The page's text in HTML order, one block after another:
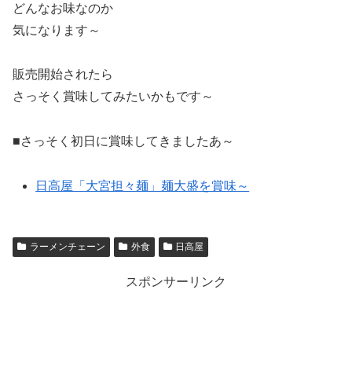
どんなお味なのか
気になります～
販売開始されたら
さっそく賞味してみたいかもです～
■さっそく初日に賞味してきましたあ～
日高屋「大宮担々麺」麺大盛を賞味～
ラーメンチェーン 外食 日高屋
スポンサーリンク